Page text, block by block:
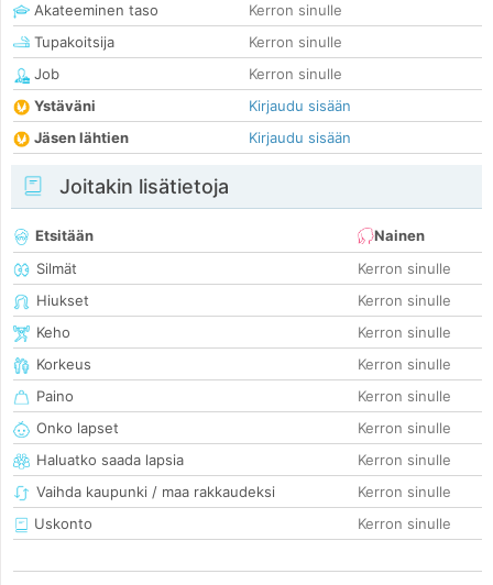
Akateeminen taso
Kerron sinulle
Tupakoitsija
Kerron sinulle
Job
Kerron sinulle
Ystäväni
Kirjaudu sisään
Jäsen lähtien
Kirjaudu sisään
Joitakin lisätietoja
Etsitään
Nainen
Silmät
Kerron sinulle
Hiukset
Kerron sinulle
Keho
Kerron sinulle
Korkeus
Kerron sinulle
Paino
Kerron sinulle
Onko lapset
Kerron sinulle
Haluatko saada lapsia
Kerron sinulle
Vaihda kaupunki / maa rakkaudeksi
Kerron sinulle
Uskonto
Kerron sinulle